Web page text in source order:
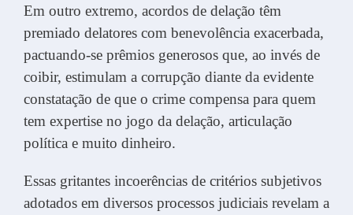
Em outro extremo, acordos de delação têm
premiado delatores com benevolência exacerbada,
pactuando-se prêmios generosos que, ao invés de
coibir, estimulam a corrupção diante da evidente
constatação de que o crime compensa para quem
tem expertise no jogo da delação, articulação
política e muito dinheiro.
Essas gritantes incoerências de critérios subjetivos
adotados em diversos processos judiciais revelam a